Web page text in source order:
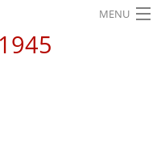
MENU